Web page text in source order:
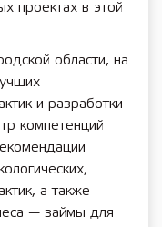
проектах в этой
области, на
и разработки
компетенций
а также
— займы для